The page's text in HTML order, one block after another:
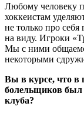
Любому человеку
хоккеистам
не только про
на виду. Игроки
Мы с ними
некоторыми
Вы в курсе, что в
болельщиков
клуба?